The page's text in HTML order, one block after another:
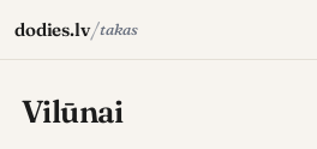
dodies.lv/takas
Vilūnai